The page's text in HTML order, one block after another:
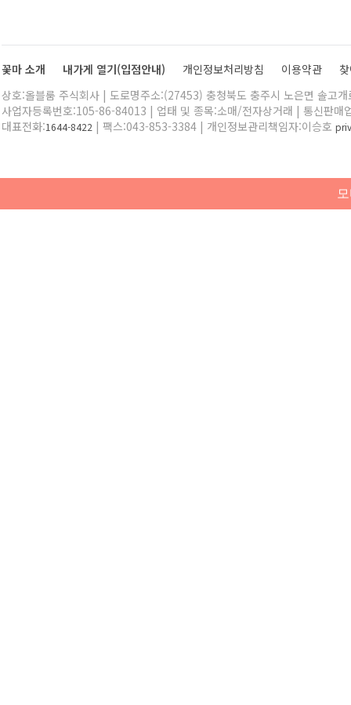
꽃마 소개 내가게 열기(입점안내) 개인정보처리방침 이용약관
상호:올블룸 주식회사 | 도로명주소:(27453) 충청북도 충주시 노은면 솔고
사업자등록번호:105-86-84013 | 업태 및 종목:소매/전자상거래 | 통신판매
대표전화:1644-8422 | 팩스:043-853-3384 | 개인정보관리책임자:이승호